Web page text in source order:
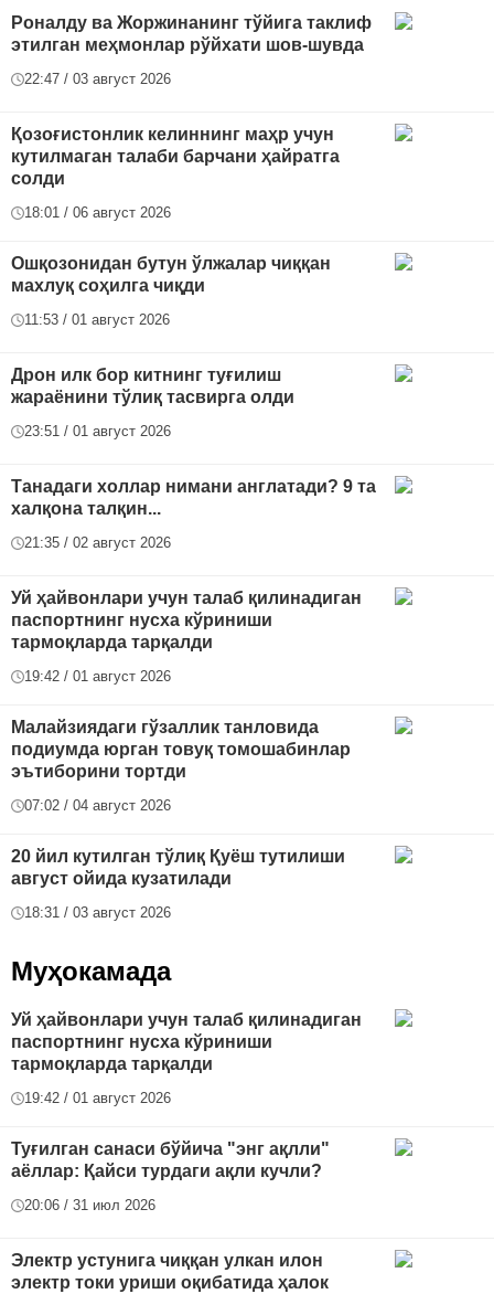
Роналду ва Жоржинанинг тўйига таклиф
этилган меҳмонлар рўйхати шов-шувда
22:47 / 03 август 2026
Қозоғистонлик келиннинг маҳр учун
кутилмаган талаби барчани ҳайратга
солди
18:01 / 06 август 2026
Ошқозонидан бутун ўлжалар чиққан
махлуқ соҳилга чиқди
11:53 / 01 август 2026
Дрон илк бор китнинг туғилиш
жараёнини тўлиқ тасвирга олди
23:51 / 01 август 2026
Танадаги холлар нимани англатади? 9 та
халқона талқин...
21:35 / 02 август 2026
Уй ҳайвонлари учун талаб қилинадиган
паспортнинг нусха кўриниши
тармоқларда тарқалди
19:42 / 01 август 2026
Малайзиядаги гўзаллик танловида
подиумда юрган товуқ томошабинлар
эътиборини тортди
07:02 / 04 август 2026
20 йил кутилган тўлиқ Қуёш тутилиши
август ойида кузатилади
18:31 / 03 август 2026
Муҳокамада
Уй ҳайвонлари учун талаб қилинадиган
паспортнинг нусха кўриниши
тармоқларда тарқалди
19:42 / 01 август 2026
Туғилган санаси бўйича "энг ақлли"
аёллар: Қайси турдаги ақли кучли?
20:06 / 31 июл 2026
Электр устунига чиққан улкан илон
электр токи уриши оқибатида ҳалок